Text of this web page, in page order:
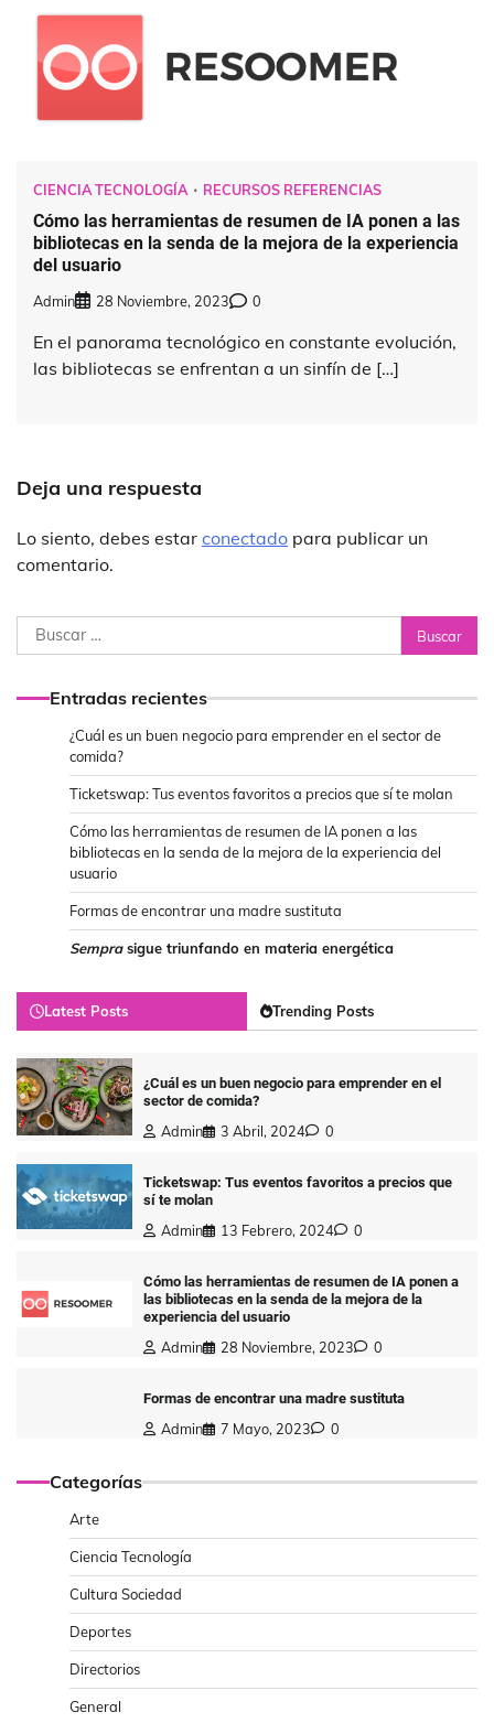
CIENCIA TECNOLOGÍA RECURSOS REFERENCIAS
Cómo las herramientas de resumen de IA ponen a las
bibliotecas en la senda de la mejora de la experiencia
del usuario
Admin 28 Noviembre, 2023 0
En el panorama tecnológico en constante evolución,
las bibliotecas se enfrentan a un sinfín de […]
Deja una respuesta
Lo siento, debes estar conectado para publicar un
comentario.
Buscar:
Entradas recientes
¿Cuál es un buen negocio para emprender en el sector de
comida?
Ticketswap: Tus eventos favoritos a precios que sí te molan
Cómo las herramientas de resumen de IA ponen a las
bibliotecas en la senda de la mejora de la experiencia del
usuario
Formas de encontrar una madre sustituta
Semprasigue triunfando en materia energética
Latest Posts Trending Posts
¿Cuál es un buen negocio para emprender en el
sector de comida?
Admin 3 Abril, 2024 0
Ticketswap: Tus eventos favoritos a precios que
sí te molan
Admin 13 Febrero, 2024 0
Cómo las herramientas de resumen de IA ponen a
las bibliotecas en la senda de la mejora de la
experiencia del usuario
Admin 28 Noviembre, 2023 0
Formas de encontrar una madre sustituta
Admin 7 Mayo, 2023 0
Categorías
Arte
Ciencia Tecnología
Cultura Sociedad
Deportes
Directorios
General